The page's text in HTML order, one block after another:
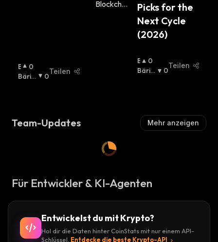
B
U
H
0
Bäris
0
Teilen
Picks for the
Next Cycle
(2026)
B
U
H
0
Bäris
0
Teilen
Team-Updates Mehr anzeigen
Für Entwickler & KI-Agenten
Entwickelst du mit Krypto?
Hol dir die Daten hinter CoinStats mit nur einem API-
Schlüssel. Entdecke die beste Krypto-API